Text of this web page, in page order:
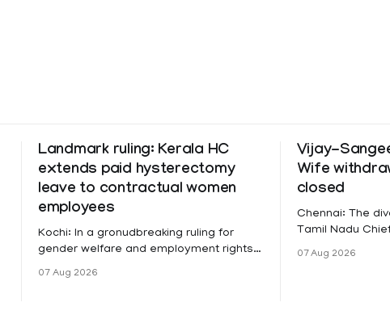
Landmark ruling: Kerala HC
extends paid hysterectomy
leave to contractual women
employees
Kochi: In a gronudbreaking ruling for
gender welfare and employment rights,
female contractual staff employed in
07 Aug 2026
Vijay-
Wife
closed
Chennai: The
Tamil Nadu
Sowrnalingam
07 Aug 2026